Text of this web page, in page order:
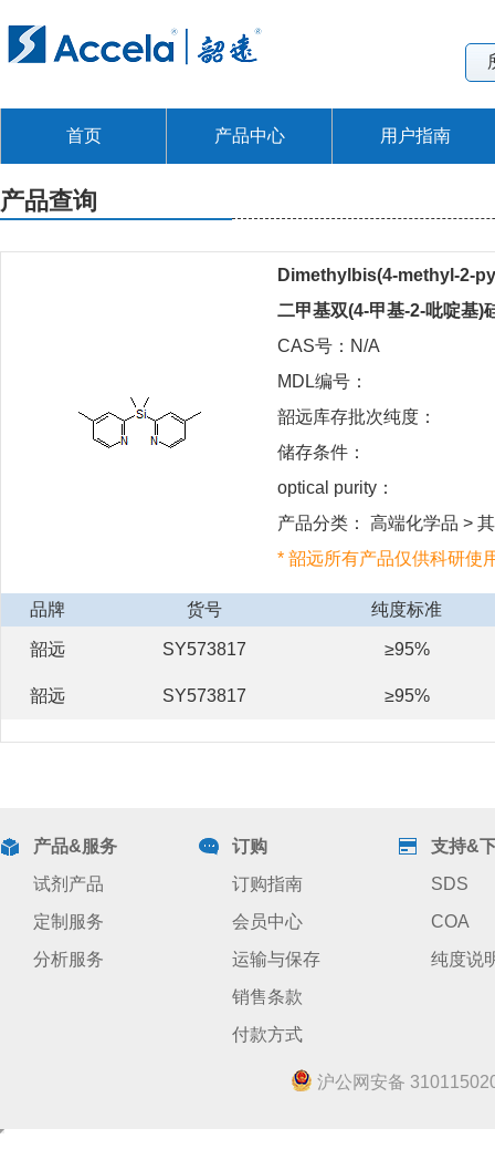
首页 产品中心 用户指南
产品查询
Dimethylbis(4-methyl-2-
二甲基双(4-甲基-2-吡啶基)
CAS号：N/A
MDL编号：
韶远库存批次纯度：
储存条件：
optical purity：
产品分类： 高端化学品 >
* 韶远所有产品仅供科研使
品牌 货号 纯度标准
韶远 SY573817 ≥95%
韶远 SY573817 ≥95%
产品&服务
试剂产品
定制服务
分析服务
订购
订购指南
会员中心
运输与保存
销售条款
付款方式
支持&
SDS
COA
纯度说
沪公网安备